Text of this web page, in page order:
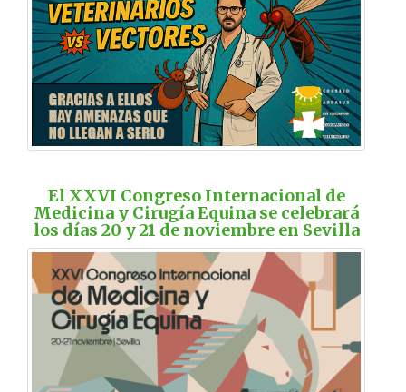
El XXVI Congreso Internacional de
Medicina y Cirugía Equina se celebrará
los días 20 y 21 de noviembre en Sevilla